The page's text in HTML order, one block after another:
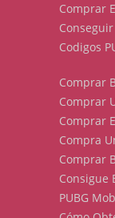
Comprar
Codigos
Comprar
Comprar
Comprar
Compra
Comprar
Consigue
PUBG